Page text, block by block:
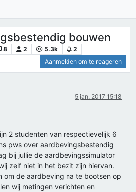
bouwen
8 2 5.3k
2
Aanmelden om te reageren
5 jan. 2017 15:18
2 studenten van respectievelijk 6
pws over aardbevingsbestendig
bij jullie de aardbevingssimulator
zelf niet in het bezit zijn hiervan.
om de aardbeving na te bootsen op
wij metingen verichten en